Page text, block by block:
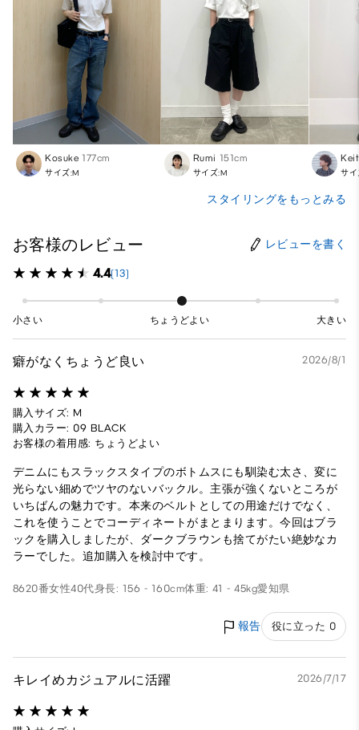
Kosuke 177cm
サイズ:M
Rumi 151cm
サイズ:M サ
スタイリングをもっとみる
お客様のレビュー レビューを書く
4.4(13)
小さい ちょうどよい 大きい
癖がなくちょうど良い 2026/8/1
購入サイズ: M
購入カラー: 09 BLACK
お客様の着用感: ちょうどよい
デニムにもスラックスタイプのボトムスにも馴染む太さ、変に
光らない細めでツヤのないバックル。主張が強くないところが
いちばんの魅力です。本来のベルトとしての用途だけでなく、
これを使うことでコーディネートがまとまります。今回はブラ
ックを購入しましたが、ダークブラウンも捨てがたい絶妙なカ
ラーでした。追加購入を検討中です。
8620番女性40代身長: 156 - 160cm体重: 41 - 45kg愛知県
報告 役に立った 0
キレイめカジュアルに活躍 2026/7/17